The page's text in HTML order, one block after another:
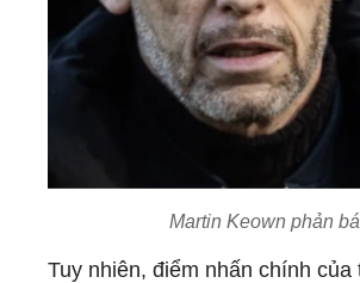
Martin Keown phản
Tuy nhiên, điểm nhấn chính